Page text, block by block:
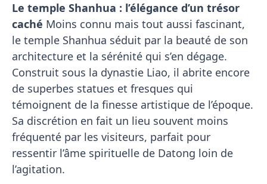
Le temple Shanhua : l’élégance d’un trésor
caché Moins connu mais tout aussi fascinant,
le temple Shanhua séduit par la beauté de son
architecture et la sérénité qui s’en dégage.
Construit sous la dynastie Liao, il abrite encore
de superbes statues et fresques qui
témoignent de la finesse artistique de l’époque.
Sa discrétion en fait un lieu souvent moins
fréquenté par les visiteurs, parfait pour
ressentir l’âme spirituelle de Datong loin de
l’agitation.